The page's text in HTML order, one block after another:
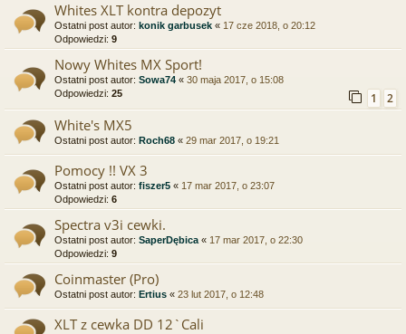
Whites XLT kontra depozyt
Ostatni post autor: konik garbusek « 17 cze 2018, o 20:12
Odpowiedzi: 9
Nowy Whites MX Sport!
Ostatni post autor: Sowa74 « 30 maja 2017, o 15:08
Odpowiedzi: 25 1 2
White's MX5
Ostatni post autor: Roch68 « 29 mar 2017, o 19:21
Pomocy !! VX 3
Ostatni post autor: fiszer5 « 17 mar 2017, o 23:07
Odpowiedzi: 6
Spectra v3i cewki.
Ostatni post autor: SaperDębica « 17 mar 2017, o 22:30
Odpowiedzi: 9
Coinmaster (Pro)
Ostatni post autor: Ertius « 23 lut 2017, o 12:48
XLT z cewka DD 12`Cali